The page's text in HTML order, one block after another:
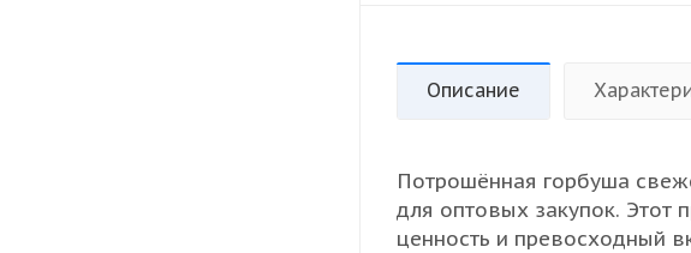
Описание
Потрошённая горбуша
для оптовых закупок. Этот
ценность и превосходный